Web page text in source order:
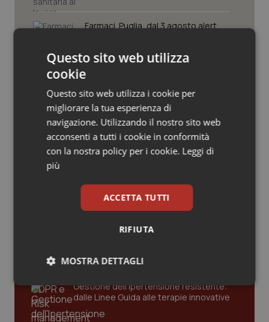
Umbria
Valle D’Aosta
Oftalmologia
Oncodermatologia
Oncoematologia
Oncologia & Nutrizione
Psoriasi & pelle
Quotidiano Chirurgia
Rene & patologie urogenitali
Farmaci. Puglia, dal 3 agosto alert
Influenza. Dal 1° ottobre al via la
campagna vaccinale 2026/2027 in
Lombardia
Ultime analisi e review da QS Pro
Cloud sanitario: infrastrutture,
Gestione dell'Ipertensione resistente:
dalle Linee Guida alle terapie innovative
Questo sito web utilizza
cookie
Questo sito web utilizza i cookie per
migliorare la tua esperienza di
navigazione. Utilizzando il nostro sito web
acconsenti a tutti i cookie in conformità
con la nostra policy per i cookie. Leggi di
più
ACCETTA TUTTI
RIFIUTA
MOSTRA DETTAGLI
Necessari Statistici Marketing